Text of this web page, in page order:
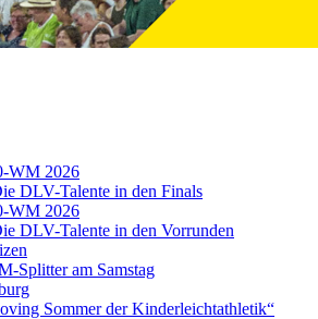
WM 2026
DLV-Talente in den Finals
WM 2026
DLV-Talente in den Vorrunden
Splitter am Samstag
Sommer der Kinderleichtathletik“